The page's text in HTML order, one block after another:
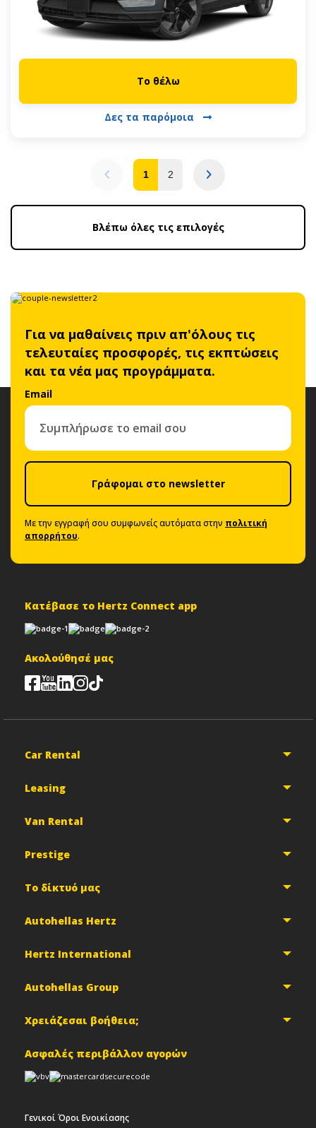
Το θέλω
Δες τα παρόμοια
1 2
Βλέπω όλες τις επιλογές
Για να μαθαίνεις πριν απ'όλους τις
τελευταίες προσφορές, τις εκπτώσεις
και τα νέα μας προγράμματα.
Email
Γράφομαι στο newsletter
Με την εγγραφή σου συμφωνείς αυτόματα στην πολιτική
απορρήτου.
Κατέβασε το Hertz Connect app
Ακολούθησέ μας
Car Rental
Leasing
Van Rental
Prestige
Το δίκτυό μας
Autohellas Hertz
Hertz International
Autohellas Group
Χρειάζεσαι βοήθεια;
Ασφαλές περιβάλλον αγορών
Γενικοί Όροι Ενοικίασης